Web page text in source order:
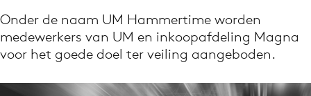
Volg het laatste nieuws via de Adformatie
Nieuws app
Onder de naam UM Hammertime worden
medewerkers van UM en inkoopafdeling Magna
voor het goede doel ter veiling aangeboden.